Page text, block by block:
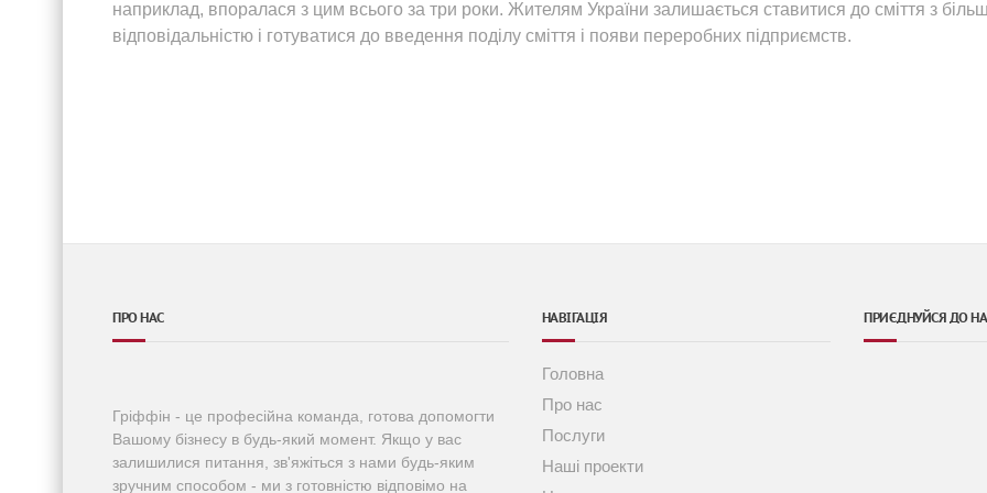
наприклад, впоралася з цим всього за три роки. Жителям України залишається ставитися до сміття з
відповідальністю і готуватися до введення поділу сміття і появи переробних підприємств.
ПРО НАС
Гріффін - це професійна команда, готова допомогти
Вашому бізнесу в будь-який момент. Якщо у вас
залишилися питання, зв'яжіться з нами будь-яким
зручним способом - ми з готовністю відповімо на
НАВІГАЦІЯ
Головна
Про нас
Послуги
Наші проекти
ПРИЄДНУЙСЯ ДО